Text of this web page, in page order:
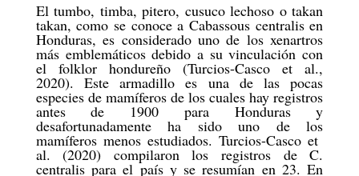
El tumbo, timba, pitero, cusuco lechoso o takan
takan, como se conoce a Cabassous centralis en
Honduras, es considerado uno de los xenartros
más emblemáticos debido a su vinculación con
el folklor hondureño (Turcios-Casco et al.,
2020). Este armadillo es una de las pocas
especies de mamíferos de los cuales hay registros
antes de 1900 para Honduras y
desafortunadamente ha sido uno de los
mamíferos menos estudiados. Turcios-Casco et
al. (2020) compilaron los registros de C.
centralis para el país y se resumían en 23. En